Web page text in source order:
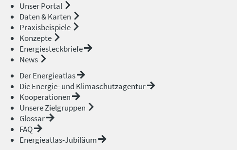
Unser Portal
Daten & Karten
Praxisbeispiele
Konzepte
Energiesteckbriefe
News
Der Energieatlas
Die Energie- und Klimaschutzagentur
Kooperationen
Unsere Zielgruppen
Glossar
FAQ
Energieatlas-Jubiläum